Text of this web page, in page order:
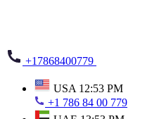
+17868400779
USA 12:53 PM
+1 786 84 00 779